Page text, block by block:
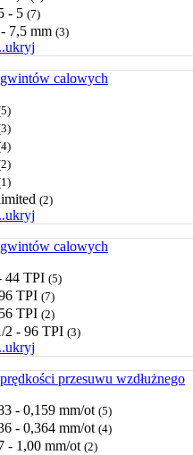
- 5 (7)
7,5 mm (3)
ukryj
calowych
(2)
ukryj
calowych
44 TPI (5)
TPI (7)
TPI (2)
2 - 96 TPI (3)
ukryj
przesuwu wzdłużnego
- 0,159 mm/ot (5)
- 0,364 mm/ot (4)
- 1,00 mm/ot (2)